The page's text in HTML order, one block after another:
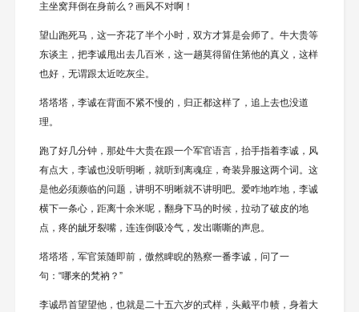
主坐窝拜倒在身前么？画风不对啊！
望山跑死马，这一齐花了半个小时，双方才算是会师了。牛大贵等
东谈主，把李诚甩出去几百米，这一趟莫得留住第他的真义，这样
也好，无谓跟太近吃灰尘。
塔塔塔，李诚在背面不紧不慢的，归正都这样了，追上去也没道
理。
跑了好几分钟，那处牛大贵在跟一个军官语言，抬手指着李诚，风
有点大，李诚也没听明晰，就听到离魂症，奇装异服这两个词。这
是他必须濒临的问题，讲明不明晰就不讲明吧。爱咋地咋地，李诚
横下一条心，距离十余米呢，翻身下马的时候，拉动了破皮的地
点，疼的龇牙裂嘴，连连倒吸冷气，发出嘶嘶的声息。
塔塔塔，军官策随即前，傲然睥睨的熟察一番李诚，问了一
句：“哪来的梵衲？”
李诚昂首望望他，也就是二十五六岁的式样，头戴平巾帻，身着大